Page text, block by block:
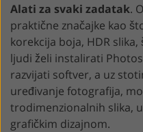
Alati za svaki zadatak.
praktične značajke kao
korekcija boja, HDR
ljudi želi instalirati
razvijati softver, a uz
uređivanje fotografija,
trodimenzionalnih slika,
grafičkim dizajnom.